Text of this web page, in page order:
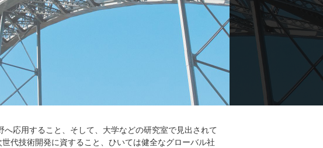
応用すること、そして、大学などの研究室で見出されて
代技術開発に資すること、ひいては健全なグローバル社